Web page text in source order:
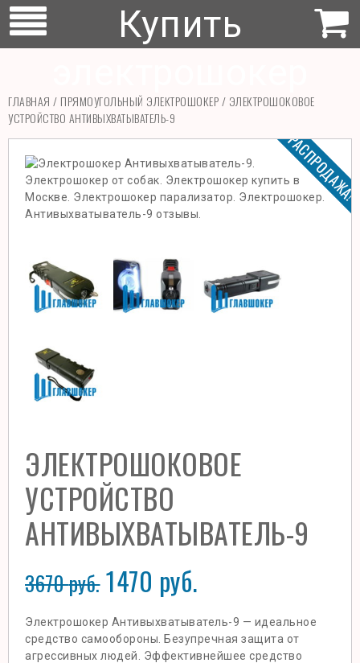
Купить
ГЛАВНАЯ / ПРЯМОУГОЛЬНЫЙ ЭЛЕКТРОШОКЕР/ ЭЛЕКТРОШОКОВОЕ
УСТРОЙСТВО АНТИВЫХВАТЫВАТЕЛЬ-9
РАСПРОДАЖА!
ЭЛЕКТРОШОКОВОЕ
УСТРОЙСТВО
АНТИВЫХВАТЫВАТЕЛЬ-9
3670руб.1470 руб.
Электрошокер Антивыхватыватель-9 — идеальное
средство самообороны. Безупречная защита от
агрессивных людей. Эффективнейшее средство